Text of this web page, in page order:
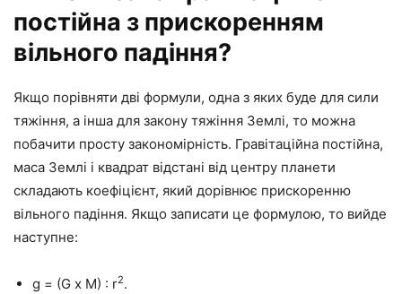
постійна з прискоренням
вільного падіння?
Якщо порівняти дві формули, одна з яких буде для сили
тяжіння, а інша для закону тяжіння Землі, то можна
побачити просту закономірність. Гравітаційна постійна,
маса Землі і квадрат відстані від центру планети
складають коефіцієнт, який дорівнює прискоренню
вільного падіння. Якщо записати це формулою, то вийде
наступне:
g = (G х M) : r2.